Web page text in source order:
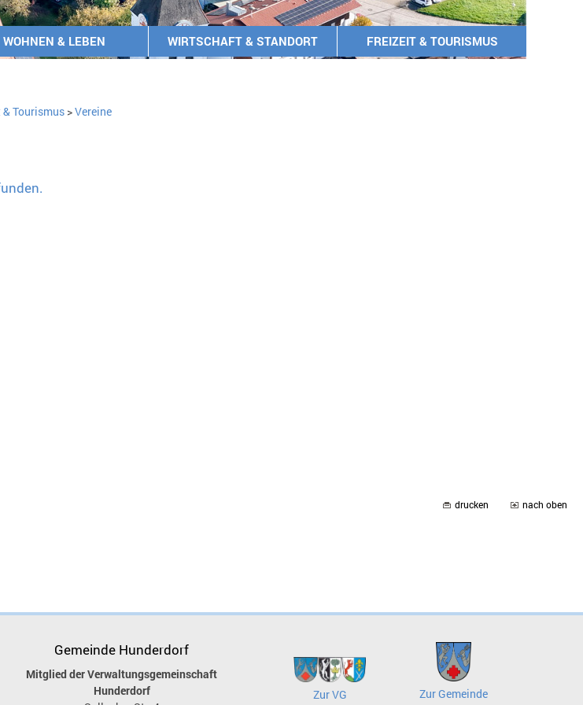
WOHNEN & LEBEN WIRTSCHAFT & STANDORT FREIZEIT & TOURISMUS
& Tourismus>Vereine
drucken nach oben
Gemeinde Hunderdorf
Mitglied der Verwaltungsgemeinschaft
Hunderdorf
Zur VG
Zur Gemeinde